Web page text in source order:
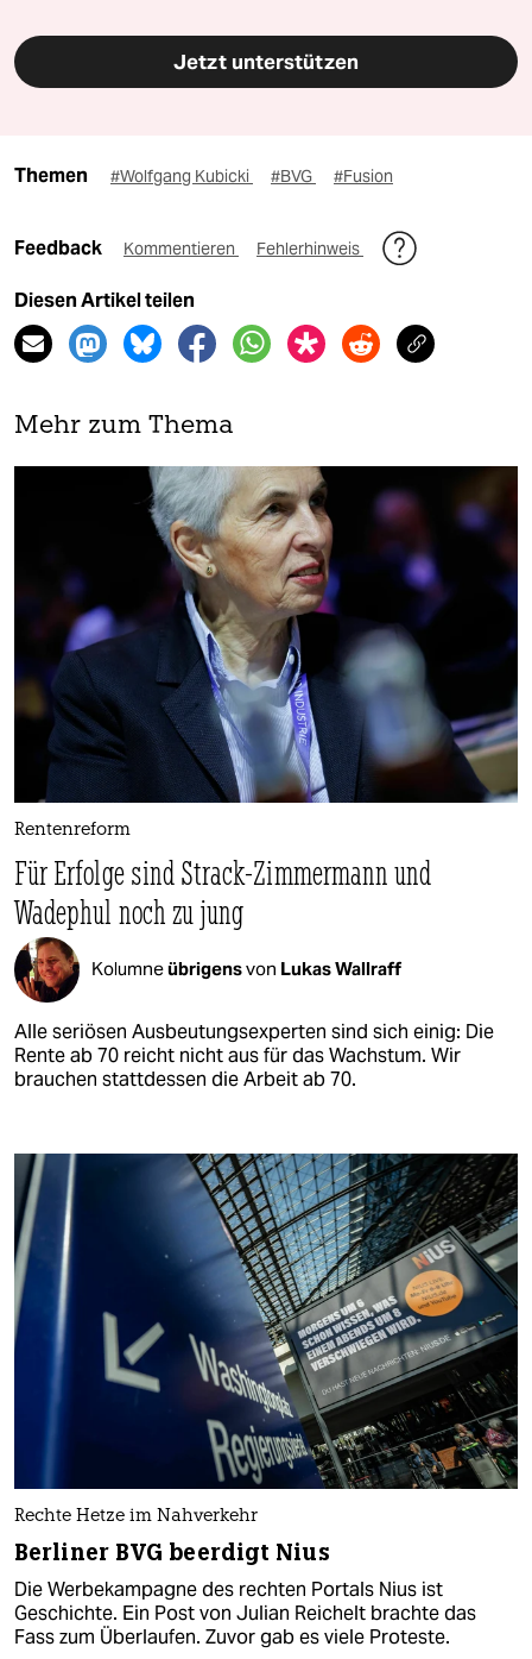
Jetzt unterstützen
Themen #Wolfgang Kubicki #BVG #Fusion
Feedback Kommentieren Fehlerhinweis
Diesen Artikel teilen
Mehr zum Thema
Rentenreform
Für Erfolge sind Strack-Zimmermann und
Wadephul noch zu jung
Kolumneübrigensvon Lukas Wallraff
Alle seriösen Ausbeutungsexperten sind sich einig: Die
Rente ab 70 reicht nicht aus für das Wachstum. Wir
brauchen stattdessen die Arbeit ab 70.
Rechte Hetze im Nahverkehr
Berliner BVG beerdigt Nius
Die Werbekampagne des rechten Portals Nius ist
Geschichte. Ein Post von Julian Reichelt brachte das
Fass zum Überlaufen. Zuvor gab es viele Proteste.